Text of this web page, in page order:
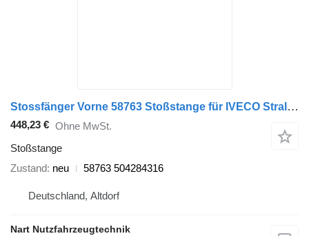
Stossfänger Vorne 58763 Stoßstange für IVECO Stralis AD und AT Sattelzugmaschine
448,23 € Ohne MwSt.
Stoßstange
Zustand neu 58763 504284316
Deutschland, Altdorf
Nart Nutzfahrzeugtechnik